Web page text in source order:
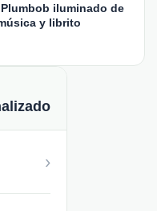
iluminado de
y librito
›